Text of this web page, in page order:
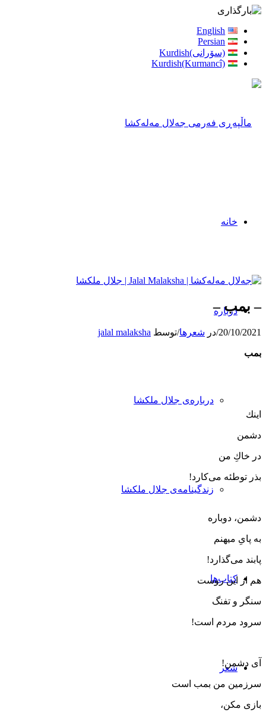
English
Persian
(سۆرانی)Kurdish
Kurdish(Kurmancî)
خانه
درباره
درباره‌ی جلال ملکشا
زندگینامه‌ی جلال ملکشا
کتاب‌ها
شعر
– بمب –
20/10/2021
/در شعرها/توسط jalal malaksha
بمب
اینك
دشمن
در خاكِ من
بذر توطئه می‌كارد!
دشمن، دوباره
به پایِ میهنم
پابند می‌گذارد!
هم از این روست
سنگر و تفنگ
سرود مردم است!
آی دشمن!
سرزمین من بمب است
بازی مكن،